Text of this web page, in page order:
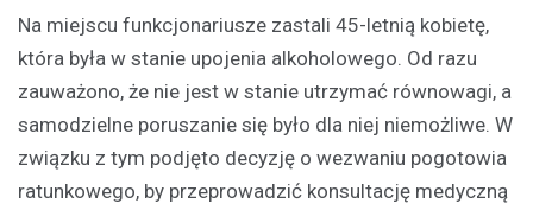
Na miejscu funkcjonariusze zastali 45-letnią kobietę,
która była w stanie upojenia alkoholowego. Od razu
zauważono, że nie jest w stanie utrzymać równowagi, a
samodzielne poruszanie się było dla niej niemożliwe. W
związku z tym podjęto decyzję o wezwaniu pogotowia
ratunkowego, by przeprowadzić konsultację medyczną